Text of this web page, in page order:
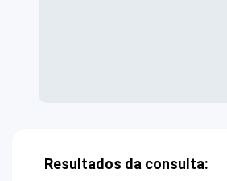
Resultados da consulta: